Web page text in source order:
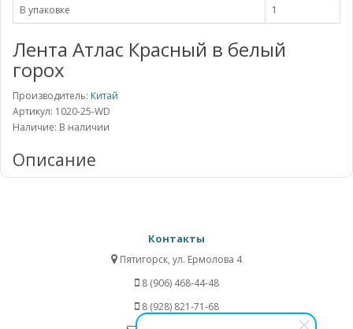
В упаковке 1
Лента Атлас Красный в белый
горох
Производитель: Китай
Артикул: 1020-25-WD
Наличие: В наличии
Описание
Контакты
Пятигорск, ул. Ермолова 4
8 (906) 468-44-48
8 (928) 821-71-68